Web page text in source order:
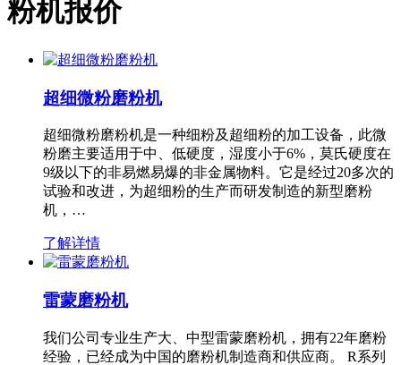
粉机报价
超细微粉磨粉机
超细微粉磨粉机是一种细粉及超细粉的加工设备，此微
粉磨主要适用于中、低硬度，湿度小于6%，莫氏硬度在
9级以下的非易燃易爆的非金属物料。它是经过20多次的
试验和改进，为超细粉的生产而研发制造的新型磨粉
机，…
了解详情
雷蒙磨粉机
我们公司专业生产大、中型雷蒙磨粉机，拥有22年磨粉
经验，已经成为中国的磨粉机制造商和供应商。 R系列